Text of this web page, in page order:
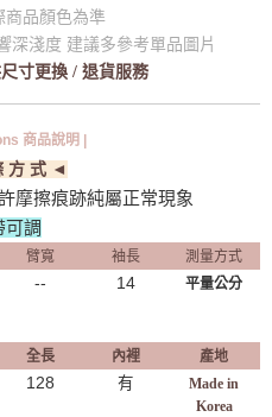
商品顏色為準
深淺度 建議多參考單品圖片
寸更換 / 退貨服務
商品說明 |
方 式 ◄
摩擦痕跡純屬正常現象
可調
臂寬 袖長
測量方式
-- 14 平量公分
全長 內裡 產地
128 有
Made in
Korea